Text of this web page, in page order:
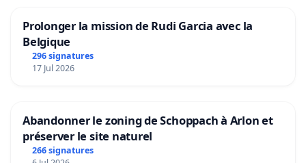
Prolonger la mission de Rudi Garcia avec la
Belgique
296 signatures
17 Jul 2026
Abandonner le zoning de Schoppach à Arlon et
préserver le site naturel
266 signatures